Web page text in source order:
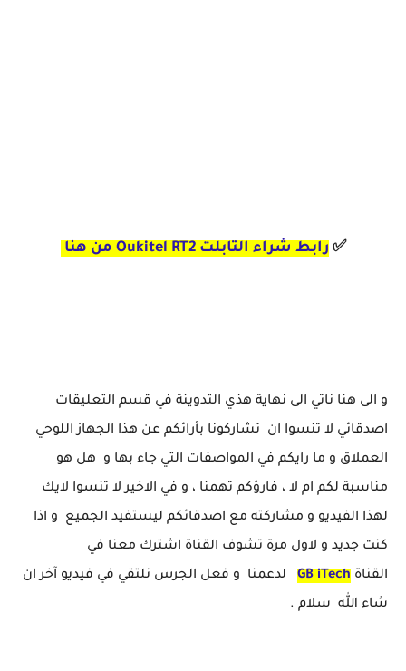
✅ رابط شراء التابلت Oukitel RT2 من هنا
و الى هنا ناتي الى نهاية هذي التدوينة في قسم التعليقات
اصدقائي لا تنسوا ان تشاركونا بأرائكم عن هذا الجهاز اللوحي
العملاق و ما رايكم في المواصفات التي جاء بها و هل هو
مناسبة لكم ام لا ، فارؤكم تهمنا ، و في الاخير لا تنسوا لايك
لهذا الفيديو و مشاركته مع اصدقائكم ليستفيد الجميع و اذا
كنت جديد و لاول مرة تشوف القناة اشترك معنا في
القناة
GB iTech
لدعمنا و فعل الجرس نلتقي في فيديو آخر ان
شاء الله سلام .